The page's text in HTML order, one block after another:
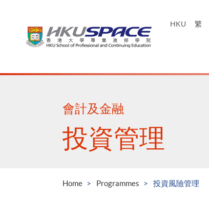
HKU 繁
Main
會計及金融
投資管理
Home Programmes 投資風險管理